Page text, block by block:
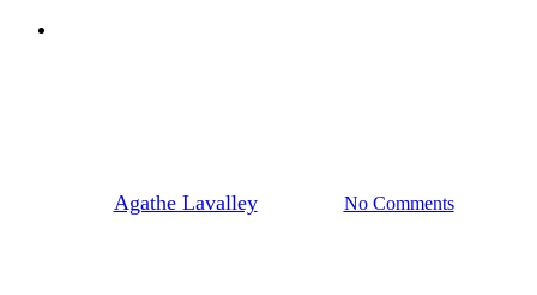
Agathe Lavalley20/09/2024 No Comments